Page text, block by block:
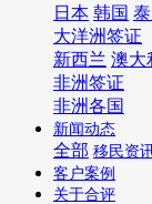
日本 韩国
大洋洲签证
新西兰 澳大
非洲签证
非洲各国
新闻动态
全部 移民资
客户案例
关于合评